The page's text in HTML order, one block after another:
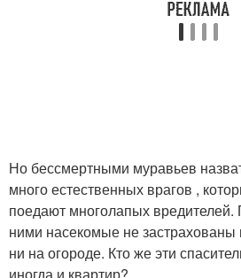
Но бессмертными муравьев
много естественных врагов ,
поедают многолапых вредителей.
ними насекомые не застрахованы
ни на огороде. Кто же эти